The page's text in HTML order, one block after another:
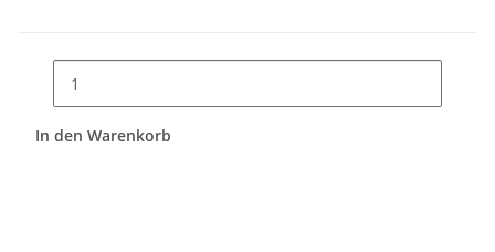
In den Warenkorb